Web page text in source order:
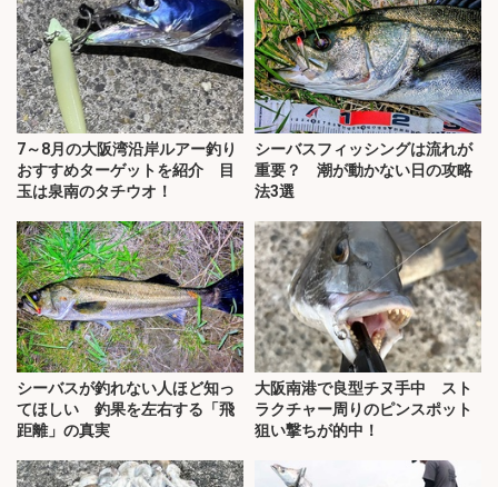
7～8月の大阪湾沿岸ルアー釣り
おすすめターゲットを紹介 目
玉は泉南のタチウオ！
シーバスフィッシングは流れが
重要？ 潮が動かない日の攻略
法3選
シーバスが釣れない人ほど知っ
てほしい 釣果を左右する「飛
距離」の真実
大阪南港で良型チヌ手中 スト
ラクチャー周りのピンスポット
狙い撃ちが的中！